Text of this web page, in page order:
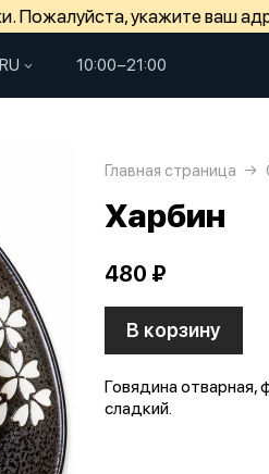
Пожалуйста, укажите ваш
RU 10:00−21:00
Главная страница
Харбин
480 ₽
В корзину
Говядина отварная,
сладкий.